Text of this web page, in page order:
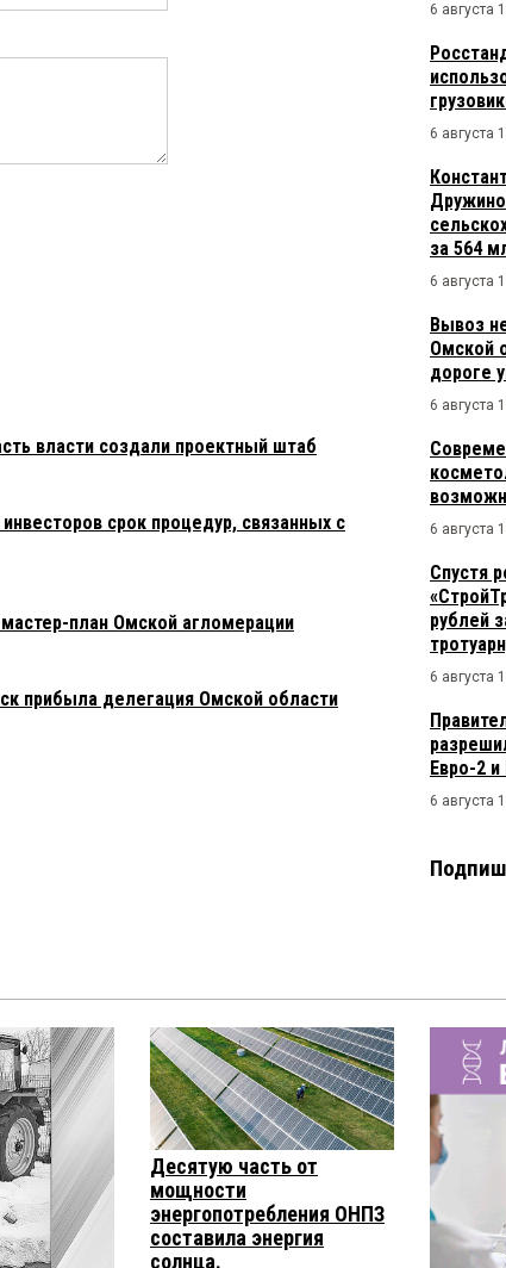
власти создали проектный штаб
срок процедур, связанных с
план Омской агломерации
прибыла делегация Омской области
6 августа
6 августа
за 564
6 августа
Вывоз
Омской
дороге
6 августа
6 августа
Спустя
рублей
6 августа
Евро-2 и
6 августа
Десятую часть от
мощности
энергопотребления ОНПЗ
составила энергия
солнца.